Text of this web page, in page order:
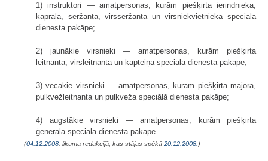
1) instruktori — amatpersonas, kurām piešķirta ierindnieka,
kaprāļa, seržanta, virsseržanta un virsniekvietnieka speciālā
dienesta pakāpe;
2) jaunākie virsnieki — amatpersonas, kurām piešķirta
leitnanta, virsleitnanta un kapteiņa speciālā dienesta pakāpe;
3) vecākie virsnieki — amatpersonas, kurām piešķirta majora,
pulkvežleitnanta un pulkveža speciālā dienesta pakāpe;
4) augstākie virsnieki — amatpersonas, kurām piešķirta
ģenerāļa speciālā dienesta pakāpe.
(04.12.2008 . likuma redakcijā, kas stājas spēkā 20.12.2008. )